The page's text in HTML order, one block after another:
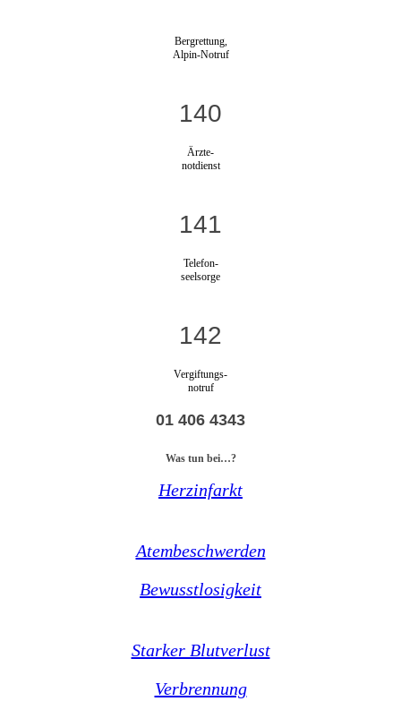
Bergrettung,
Alpin-Notruf
140
Ärzte-
notdienst
141
Telefon-
seelsorge
142
Vergiftungs-
notruf
01 406 4343
Was tun bei…?
Herzinfarkt
Atembeschwerden
Bewusstlosigkeit
Starker Blutverlust
Verbrennung